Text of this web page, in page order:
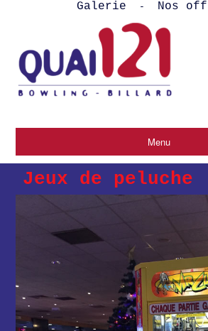
Galerie - Nos
Menu
Jeux de peluche